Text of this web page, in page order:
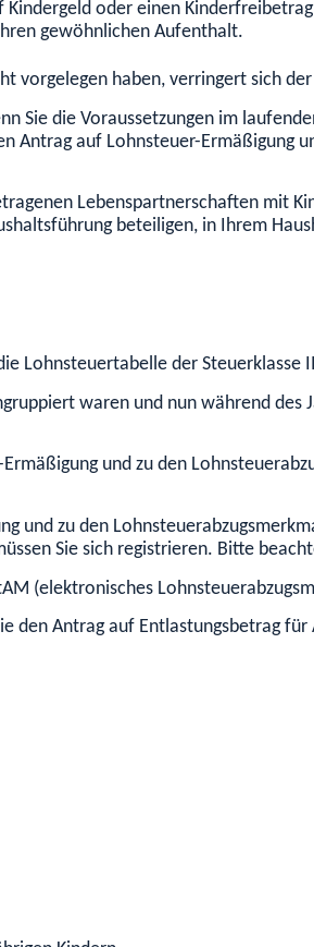
Kindergeld oder einen
gewöhnlichen Aufenthalt.
vorgelegen haben, verringert sich
Sie die Voraussetzungen im
Antrag auf Lohnsteuer-Ermäßigung
Lebenspartnerschaften mit
beteiligen, in Ihrem
Lohnsteuertabelle der Steuerklasse
waren und nun während des
und zu den
und zu den
Sie sich registrieren. Bitte
(elektronisches
den Antrag auf Entlastungsbetrag